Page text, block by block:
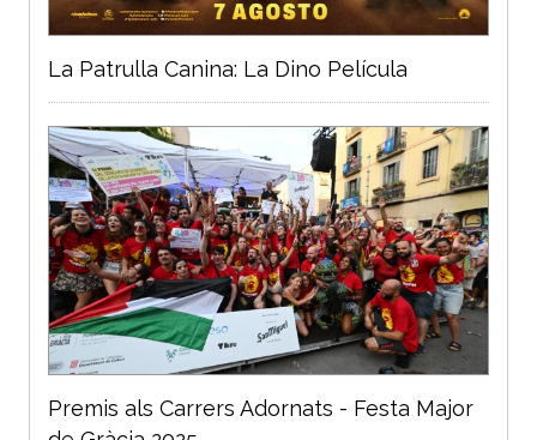
La Patrulla Canina: La Dino Película
Premis als Carrers Adornats - Festa Major